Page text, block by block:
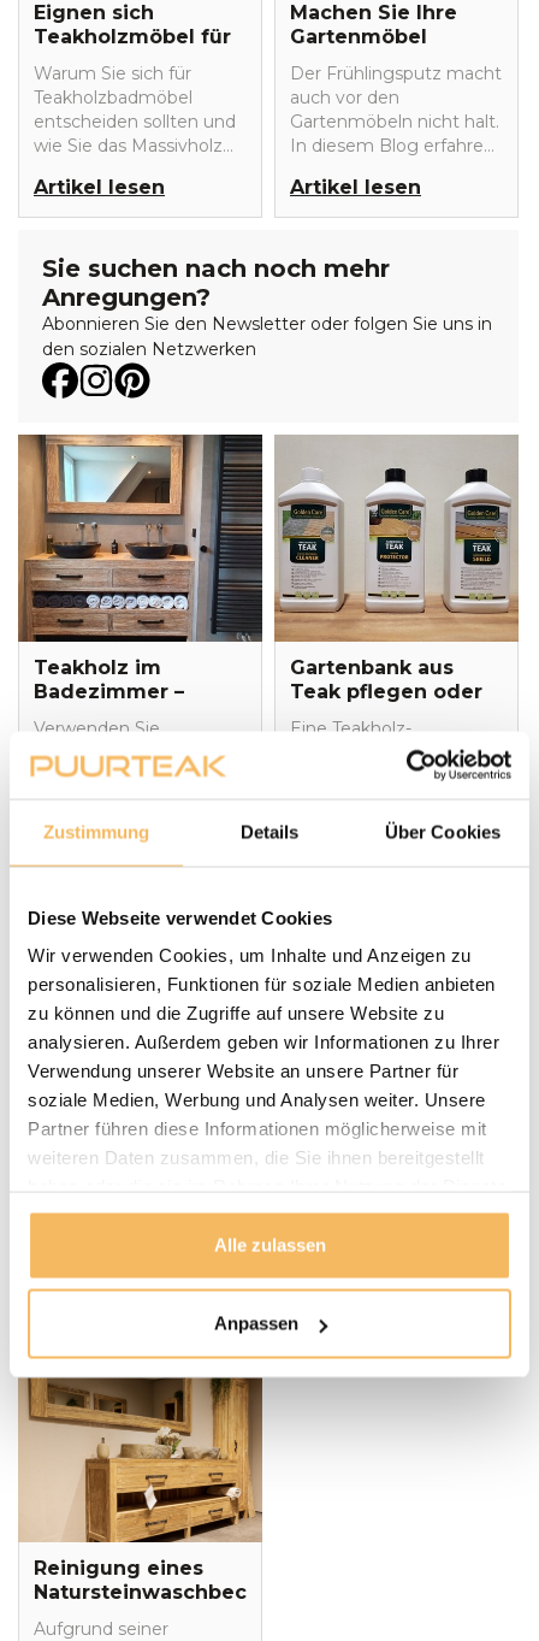
Zustimmung Details Über Cookies
Diese Webseite verwendet Cookies
Wir verwenden Cookies, um Inhalte und Anzeigen zu
personalisieren, Funktionen für soziale Medien anbieten
zu können und die Zugriffe auf unsere Website zu
analysieren. Außerdem geben wir Informationen zu Ihrer
Verwendung unserer Website an unsere Partner für
soziale Medien, Werbung und Analysen weiter. Unsere
Partner führen diese Informationen möglicherweise mit
weiteren Daten zusammen, die Sie ihnen bereitgestellt
gesammelt haben.
Alle zulassen
Anpassen
Eignen sich
Teakholzmöbel für
ein Badezimmer?
Warum Sie sich für
Teakholzbadmöbel
entscheiden sollten und
wie Sie das Massivholz
Artikel lesen
Machen Sie Ihre
Gartenmöbel
wieder frühlingsfit!
Der Frühlingsputz macht
auch vor den
Gartenmöbeln nicht halt.
In diesem Blog erfahren
sollten und was Sie
brauchen, um zu
Artikel lesen
Teakholz im
Badezimmer –
warum das geht
Verwenden Sie
bedekenlos Teakholz-
Hochschränke, -
Spiegel im Badezimmer.
Das massivee Teakholz
ist widerstandsfähig und
Tipps.
Artikel lesen
Sie suchen nach noch mehr
Anregungen?
Abonnieren Sie den Newsletter oder folgen Sie uns in
den sozialen Netzwerken
Gartenbank aus
Teak pflegen oder
nicht?
Eine Teakholz-
Gartenbank mit und
ohne Pflege. Ihre Vor-
Artikel lesen
Gartenmöbel aus
massivem Teakholz
nachhaltiges Holz ist.
Artikel lesen
Wie wäre es mit
einer
Badezimmerkollektion
in diesem Blog.
Artikel lesen
Reinigung eines
Natursteinwaschbeckens
– unsere Tipps!
Aufgrund seiner
Sie suchen nach noch mehr
Anregungen?
Abonnieren Sie den Newsletter oder folgen Sie uns in
den sozialen Netzwerken